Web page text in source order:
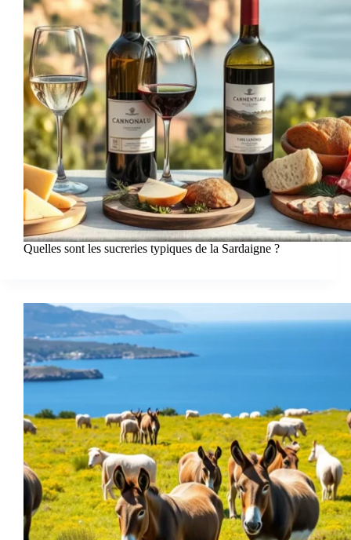
Quelles sont les sucreries typiques de la Sardaigne ?